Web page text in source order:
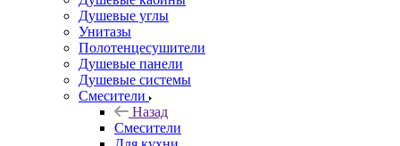
Душевые углы
Унитазы
Полотенцесушители
Душевые панели
Душевые системы
Смесители
Назад
Смесители